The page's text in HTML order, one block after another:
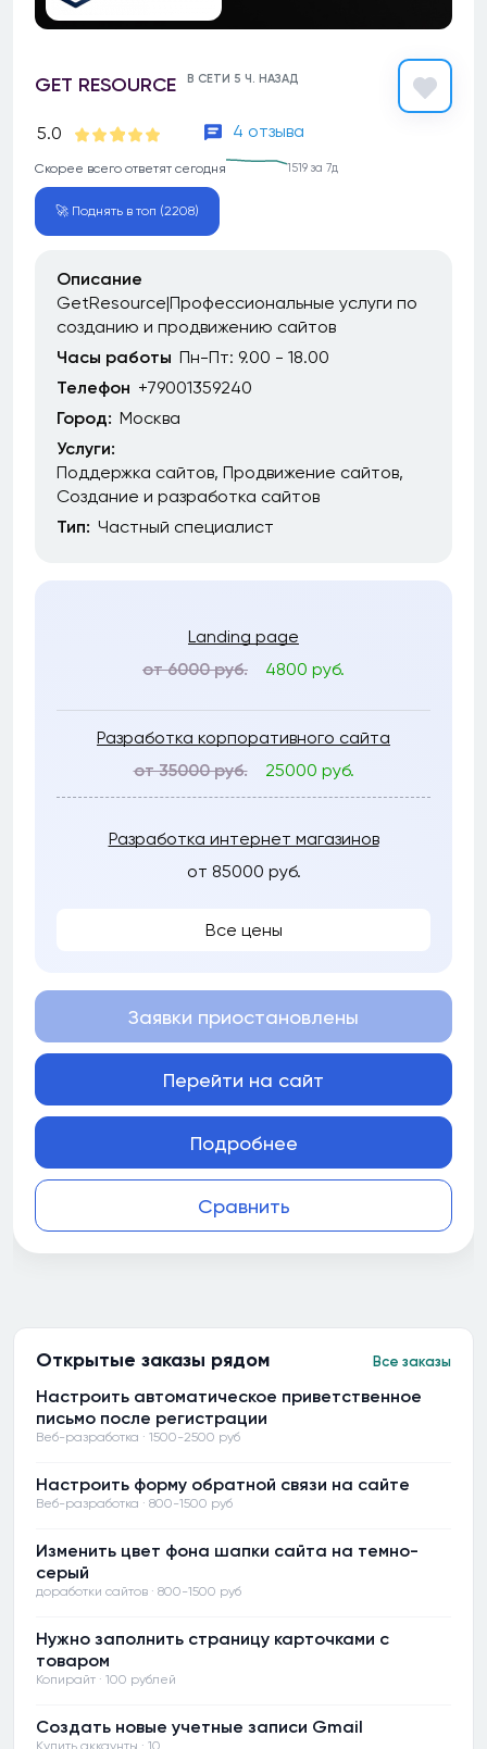
GET RESOURCE В СЕТИ 5 Ч. НАЗАД
5.0 4 отзыва
Скорее всего ответят сегодня 1519 за 7д
🚀 Поднять в топ (2208)
Описание
GetResource|Профессиональные услуги по
созданию и продвижению сайтов
Часы работы Пн-Пт: 9.00 - 18.00
Телефон +79001359240
Город: Москва
Услуги:
Поддержка сайтов Продвижение сайтов
Создание и разработка сайтов
Тип: Частный специалист
Landing page
от 6000 руб.
4800 руб.
Разработка корпоративного сайта
от 35000 руб.
25000 руб.
Разработка интернет магазинов
от 85000 руб.
Все цены
Сравнить
Заявки приостановлены
Перейти на сайт
Подробнее
Открытые заказы рядом Все заказы
Настроить автоматическое приветственное
письмо после регистрации
Веб-разработка · 1500-2500 руб
Настроить форму обратной связи на сайте
Веб-разработка · 800-1500 руб
Изменить цвет фона шапки сайта на темно-
серый
доработки сайтов · 800-1500 руб
Нужно заполнить страницу карточками с
товаром
Копирайт · 100 рублей
Создать новые учетные записи Gmail
Купить аккаунты · 10